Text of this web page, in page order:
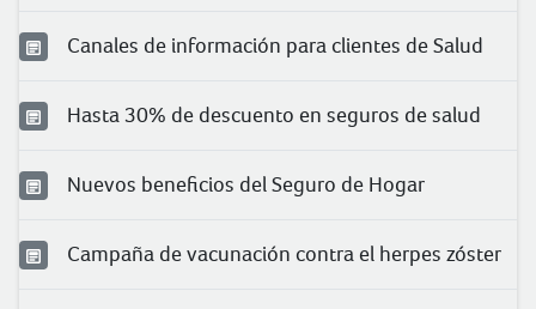
Canales de información para clientes de Salud
Hasta 30% de descuento en seguros de salud
Nuevos beneficios del Seguro de Hogar
Campaña de vacunación contra el herpes zóster